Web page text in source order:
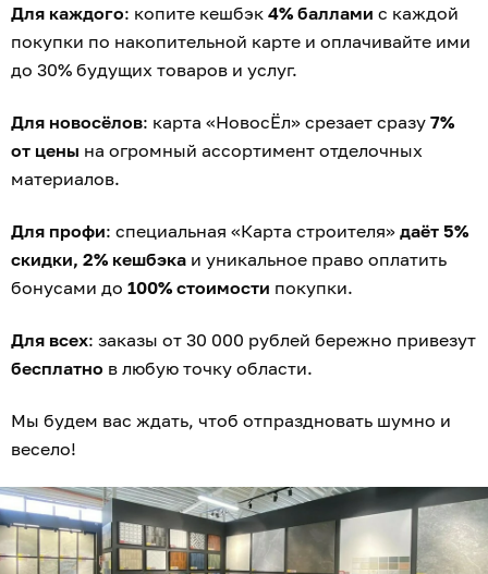
Для каждого: копите кешбэк 4% баллами с каждой
покупки по накопительной карте и оплачивайте ими
до 30% будущих товаров и услуг.
Для новосёлов: карта «НовосЁл» срезает сразу 7%
от цены на огромный ассортимент отделочных
материалов.
Для профи: специальная «Карта строителя» даёт 5%
скидки, 2% кешбэка и уникальное право оплатить
бонусами до 100% стоимости покупки.
Для всех: заказы от 30 000 рублей бережно привезут
бесплатно в любую точку области.
Мы будем вас ждать, чтоб отпраздновать шумно и
весело!